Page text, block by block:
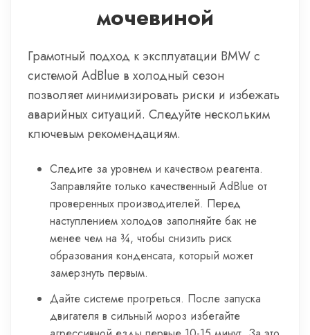
мочевиной
Грамотный подход к эксплуатации BMW с
системой AdBlue в холодный сезон
позволяет минимизировать риски и избежать
аварийных ситуаций. Следуйте нескольким
ключевым рекомендациям.
Следите за уровнем и качеством реагента.
Заправляйте только качественный AdBlue от
проверенных производителей. Перед
наступлением холодов заполняйте бак не
менее чем на ¾, чтобы снизить риск
образования конденсата, который может
замерзнуть первым.
Дайте системе прогреться. После запуска
двигателя в сильный мороз избегайте